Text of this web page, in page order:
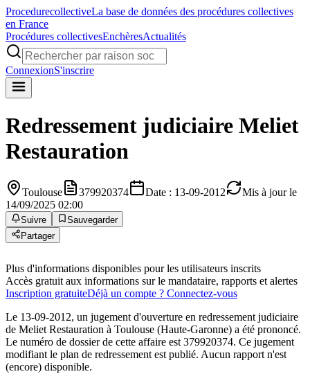
ProcedurecollectiveLa base de données des procédures collectives
en France
Procédures collectivesEnchèresActualités
ConnexionS'inscrire
Redressement judiciaire Meliet
Restauration
Toulouse 379920374 Date : 13-09-2012
Mis à jour le
14/09/2025 02:00
Suivre
Sauvegarder
Partager
Plus d'informations disponibles pour les utilisateurs inscrits
Accès gratuit aux informations sur le mandataire, rapports et alertes
Inscription gratuiteDéjà un compte ? Connectez-vous
Le 13-09-2012, un jugement d'ouverture en redressement judiciaire
de Meliet Restauration à Toulouse (Haute-Garonne) a été prononcé.
Le numéro de dossier de cette affaire est 379920374. Ce jugement
modifiant le plan de redressement est publié. Aucun rapport n'est
(encore) disponible.